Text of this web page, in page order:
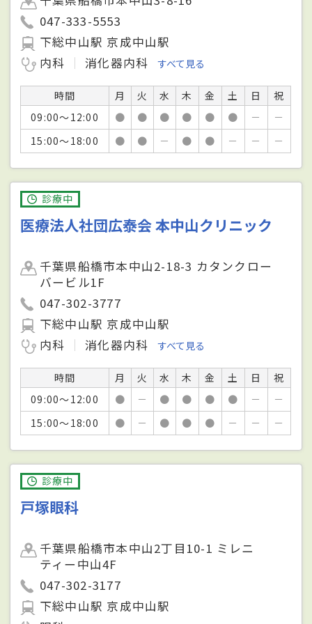
047-333-5553
下総中山駅 京成中山駅
内科
消化器内科 すべて見る
時間 月 火 水 木 金 土 日
祝
09:00～12:00
● ● ● ● ● ● －
－
15:00～18:00
● ● － ● ● － － －
診療中
医療法人社団広泰会 本中山クリニック
千葉県船橋市本中山2-18-3 カタンクロー
バービル1F
047-302-3777
下総中山駅 京成中山駅
内科
消化器内科 すべて見る
時間 月 火 水 木 金 土 日
祝
09:00～12:00
● － ● ● ● ● －
－
15:00～18:00
● － ● ● ● － － －
診療中
戸塚眼科
千葉県船橋市本中山2丁目10-1 ミレニ
ティー中山4F
047-302-3177
下総中山駅 京成中山駅